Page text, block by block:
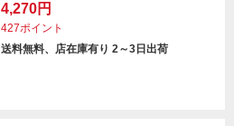
4,270円
427ポイント
送料無料、店在庫有り 2～3日出荷